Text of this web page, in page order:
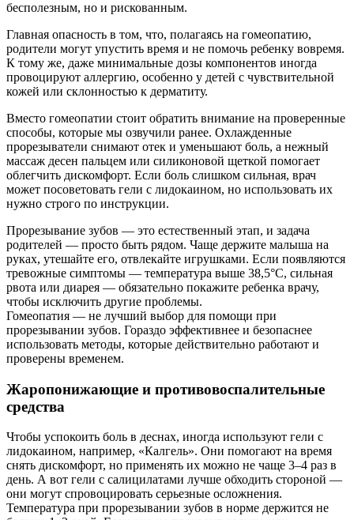
бесполезным, но и рискованным.
Главная опасность в том, что, полагаясь на гомеопатию,
родители могут упустить время и не помочь ребенку вовремя.
К тому же, даже минимальные дозы компонентов иногда
провоцируют аллергию, особенно у детей с чувствительной
кожей или склонностью к дерматиту.
Вместо гомеопатии стоит обратить внимание на проверенные
способы, которые мы озвучили ранее. Охлажденные
прорезыватели снимают отек и уменьшают боль, а нежный
массаж десен пальцем или силиконовой щеткой помогает
облегчить дискомфорт. Если боль слишком сильная, врач
может посоветовать гели с лидокаином, но использовать их
нужно строго по инструкции.
Прорезывание зубов — это естественный этап, и задача
родителей — просто быть рядом. Чаще держите малыша на
руках, утешайте его, отвлекайте игрушками. Если появляются
тревожные симптомы — температура выше 38,5°C, сильная
рвота или диарея — обязательно покажите ребенка врачу,
чтобы исключить другие проблемы.
Гомеопатия — не лучший выбор для помощи при
прорезывании зубов. Гораздо эффективнее и безопаснее
использовать методы, которые действительно работают и
проверены временем.
Жаропонижающие и противовоспалительные
средства
Чтобы успокоить боль в деснах, иногда используют гели с
лидокаином, например, «Калгель». Они помогают на время
снять дискомфорт, но применять их можно не чаще 3–4 раз в
день. А вот гели с салицилатами лучше обходить стороной —
они могут спровоцировать серьезные осложнения.
Температура при прорезывании зубов в норме держится не